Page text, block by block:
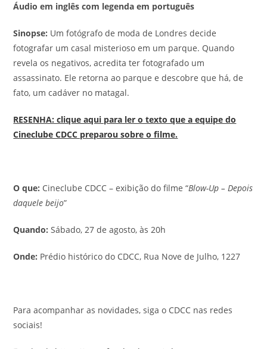
Áudio em inglês com legenda em português
Sinopse: Um fotógrafo de moda de Londres decide
fotografar um casal misterioso em um parque. Quando
revela os negativos, acredita ter fotografado um
assassinato. Ele retorna ao parque e descobre que há, de
fato, um cadáver no matagal.
RESENHA: clique aqui para ler o texto que a equipe do
Cineclube CDCC preparou sobre o filme.
O que: Cineclube CDCC – exibição do filme “Blow-Up – Depois
daquele beijo”
Quando: Sábado, 27 de agosto, às 20h
Onde: Prédio histórico do CDCC, Rua Nove de Julho, 1227
Para acompanhar as novidades, siga o CDCC nas redes
sociais!